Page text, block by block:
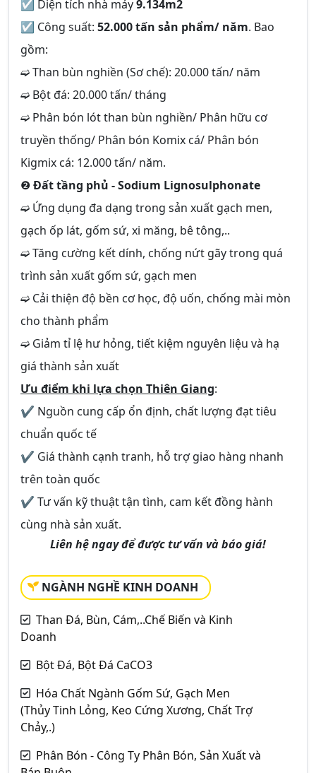
☑ Diện tích nhà máy9.134m2
☑ Công suất: 52.000 tấn sản phẩm/ năm. Bao
gồm:
➫ Than bùn nghiền (Sơ chế): 20.000 tấn/ năm
➫ Bột đá: 20.000 tấn/ tháng
➫ Phân bón lót than bùn nghiền/ Phân hữu cơ
truyền thống/ Phân bón Komix cá/ Phân bón
Kigmix cá: 12.000 tấn/ năm.
❷Đất tầng phủ - Sodium Lignosulphonate
➫ Ứng dụng đa dạng trong sản xuất gạch men,
gạch ốp lát, gốm sứ, xi măng, bê tông,..
➫ Tăng cường kết dính, chống nứt gãy trong quá
trình sản xuất gốm sứ, gạch men
➫ Cải thiện độ bền cơ học, độ uốn, chống mài mòn
cho thành phẩm
➫ Giảm tỉ lệ hư hỏng, tiết kiệm nguyên liệu và hạ
giá thành sản xuất
Ưu điểm khi lựa chọn Thiên Giang:
✔ Nguồn cung cấp ổn định, chất lượng đạt tiêu
chuẩn quốc tế
✔ Giá thành cạnh tranh, hỗ trợ giao hàng nhanh
trên toàn quốc
✔ Tư vấn kỹ thuật tận tình, cam kết đồng hành
cùng nhà sản xuất.
Liên hệ ngay để được tư vấn và báo giá!
NGÀNH NGHỀ KINH DOANH
Than Đá, Bùn, Cám,..Chế Biến và Kinh
Doanh
Bột Đá, Bột Đá CaCO3
Hóa Chất Ngành Gốm Sứ, Gạch Men
(Thủy Tinh Lỏng, Keo Cứng Xương, Chất Trợ
Chảy,.)
Phân Bón - Công Ty Phân Bón, Sản Xuất và